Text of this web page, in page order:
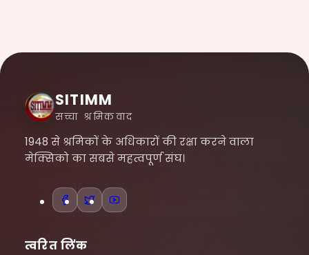
SITIMM
सच्चा श्रमिकवाद
1948 से श्रमिकों के अधिकारों की रक्षा करने वाला
मेक्सिको का सबसे महत्वपूर्ण संघ।
त्वरित लिंक